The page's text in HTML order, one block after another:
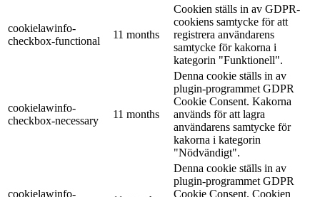
cookielawinfo-
checkbox-functional
11 months
Cookien ställs in av GDPR-
cookiens samtycke för att
registrera användarens
samtycke för kakorna i
kategorin "Funktionell".
cookielawinfo-
checkbox-necessary
11 months
Denna cookie ställs in av
plugin-programmet GDPR
Cookie Consent. Kakorna
används för att lagra
användarens samtycke för
kakorna i kategorin
"Nödvändigt".
cookielawinfo-
Denna cookie ställs in av
plugin-programmet GDPR
Cookie Consent. Cookien